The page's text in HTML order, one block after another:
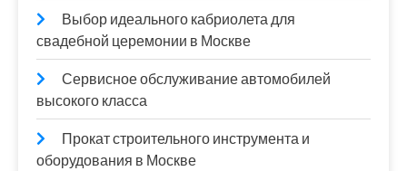
Выбор идеального кабриолета для
свадебной церемонии в Москве
Сервисное обслуживание автомобилей
высокого класса
Прокат строительного инструмента и
оборудования в Москве